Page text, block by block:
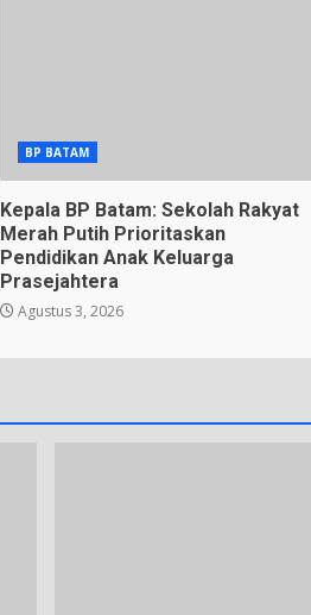
BP BATAM
Kepala BP Batam: Sekolah Rakyat
Merah Putih Prioritaskan
Pendidikan Anak Keluarga
Prasejahtera
Agustus 3, 2026